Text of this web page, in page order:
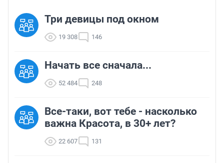
Три девицы под окном
19 308 146
Начать все сначала...
52 484 248
Все-таки, вот тебе - насколько
важна Красота, в 30+ лет?
22 607 131